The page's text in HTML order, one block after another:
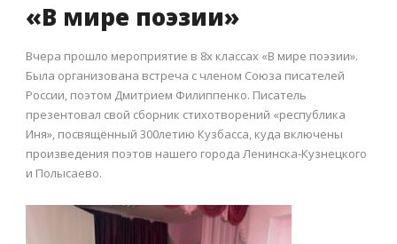
«В мире поэзии»
Вчера прошло мероприятие в 8х классах «В мире поэзии».
Была организована встреча с членом Союза писателей
России, поэтом Дмитрием Филиппенко. Писатель
презентовал свой сборник стихотворений «республика
Иня», посвящённый 300летию Кузбасса, куда включены
произведения поэтов нашего города Ленинска-Кузнецкого
и Полысаево.